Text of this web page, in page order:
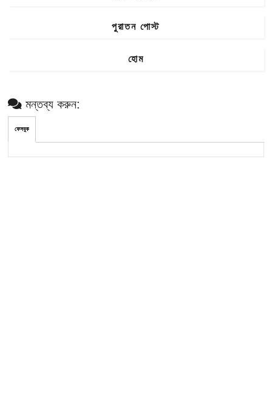
পুরাতন পোস্ট
হোম
মন্তব্য করুন:
ফেসবুক